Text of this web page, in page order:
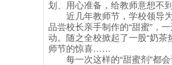
划、用心准备，给教师意想不
近几年教师节，学校领导为
品尝校长亲手制作的“甜蜜”，
动。随之全校掀起了一股“奶茶
师节的惊喜……
每一次这样的“甜蜜剂”都会